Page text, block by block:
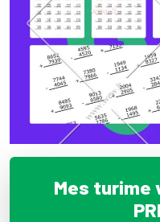
Mes turime